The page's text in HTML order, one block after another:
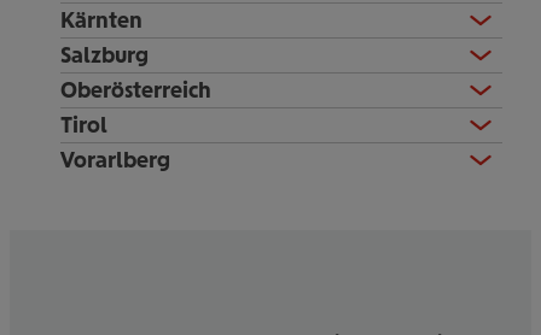
Kärnten
Salzburg
Oberösterreich
Tirol
Vorarlberg